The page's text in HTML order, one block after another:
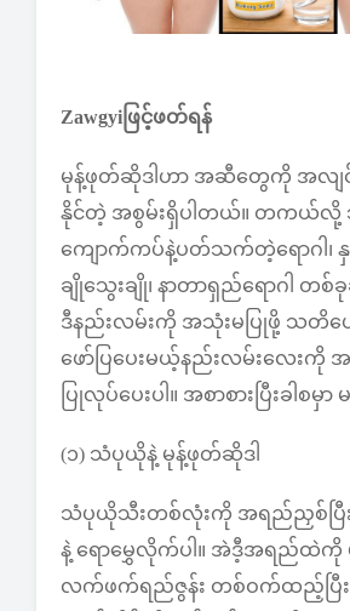
Zawgyiဖြင့်ဖတ်ရန်
မုန့်ဖုတ်ဆိုဒါဟာ အဆီတွေကို အလျင်
နိုင်တဲ့ အစွမ်းရှိပါတယ်။ တကယ်လို့
ကျောက်ကပ်နဲ့ပတ်သက်တဲ့ရောဂါ၊ နှ
ချိုသွေးချို၊ နာတာရှည်ရောဂါ
ဒီနည်းလမ်းကို အသုံးမပြုဖို့ သတိပေး
ဖော်ပြပေးမယ့်နည်းလမ်းလေးကို အ
ပြုလုပ်ပေးပါ။ အစာစားပြီးခါစမှာ
(၁) သံပုယိုနဲ့ မုန့်ဖုတ်ဆိုဒါ
သံပုယိုသီးတစ်လုံးကို အရည်ညှစ်ပြီ
နဲ့ ရောမွှေလိုက်ပါ။ အဲဒီ့အရည်ထဲကို
လက်ဖက်ရည်ဇွန်း တစ်ဝက်ထည့်ပြီး ရ